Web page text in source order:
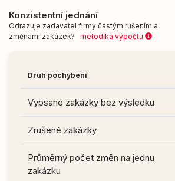
Konzistentní jednání
Odrazuje zadavatel firmy častým rušením a
změnami zakázek? metodika výpočtu
Druh pochybení
Vypsané zakázky bez výsledku
Zrušené zakázky
Průměrný počet změn na jednu
zakázku